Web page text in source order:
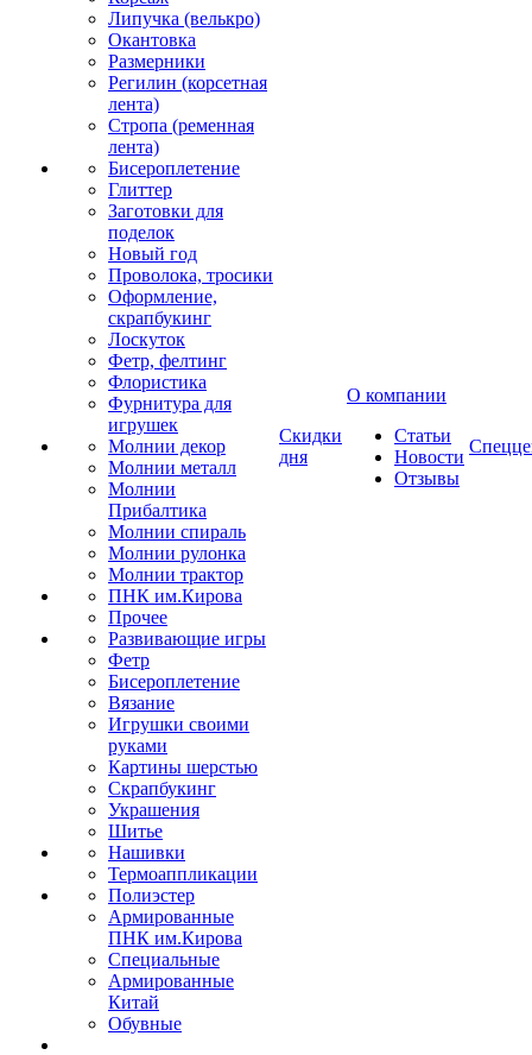
Липучка (велькро)
Окантовка
Размерники
Регилин (корсетная
лента)
Стропа (ременная
лента)
Бисероплетение
Глиттер
Заготовки для
поделок
Новый год
Проволока, тросики
Оформление,
скрапбукинг
Лоскуток
Фетр, фелтинг
Флористика
Фурнитура для
игрушек
Молнии декор
Молнии металл
Молнии
Прибалтика
Молнии спираль
Молнии рулонка
Молнии трактор
ПНК им.Кирова
Прочее
Развивающие игры
Фетр
Бисероплетение
Вязание
Игрушки своими
руками
Картины шерстью
Скрапбукинг
Украшения
Шитье
Нашивки
Термоаппликации
Полиэстер
Армированные
ПНК им.Кирова
Специальные
Армированные
Китай
Обувные
Скидки
дня
О компании
Статьи
Новости
Отзывы